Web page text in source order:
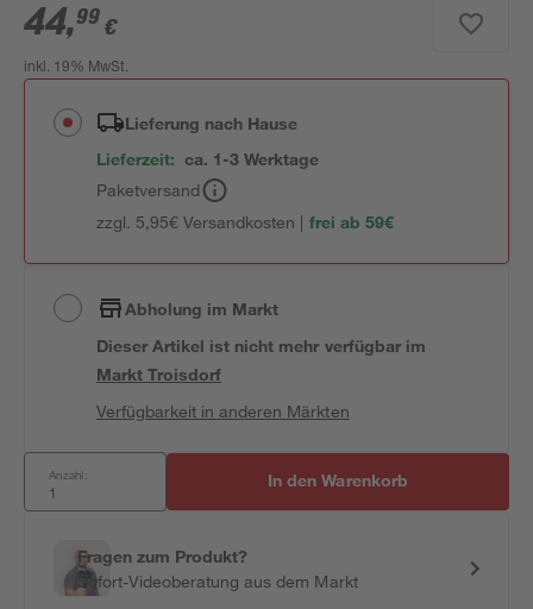
44,99 €
inkl. 19% MwSt.
Lieferung nach Hause
Lieferzeit: ca. 1-3 Werktage
Paketversand
zzgl. 5,95€ Versandkosten | frei ab 59€
Abholung im Markt
Dieser Artikel ist nicht mehr verfügbar im
MarktTroisdorf
Verfügbarkeit in anderen Märkten
Anzahl: In den Warenkorb
Fragen zum Produkt?
Sofort-Videoberatung aus dem Markt